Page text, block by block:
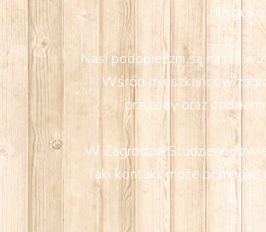
dla
Nasi podopieczni są naszą
Wśród mieszkańców
przyrody oraz
W Zagrodzie Studzienno
Taki kontakt może